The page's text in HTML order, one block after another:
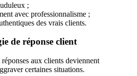
;
avec professionnalisme ;
des vrais clients.
de réponse client
aux clients deviennent
certaines situations.